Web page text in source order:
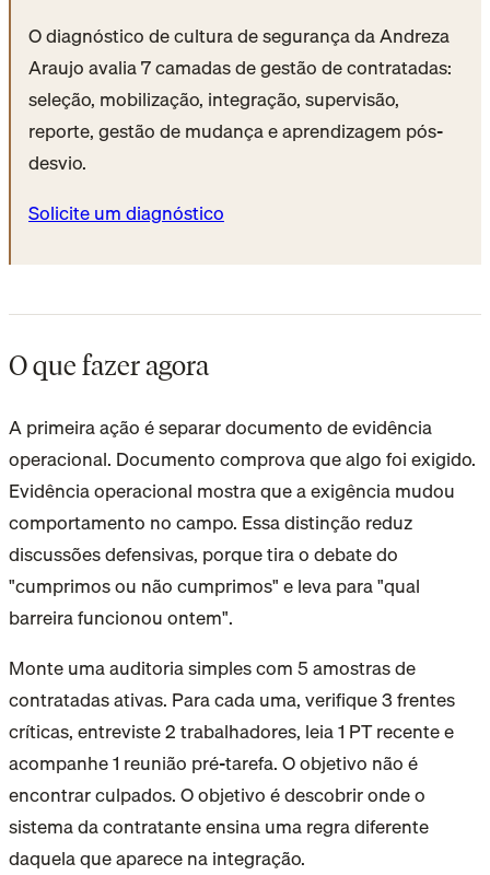
O diagnóstico de cultura de segurança da Andreza
Araujo avalia 7 camadas de gestão de contratadas:
seleção, mobilização, integração, supervisão,
reporte, gestão de mudança e aprendizagem pós-
desvio.
Solicite um diagnóstico
O que fazer agora
A primeira ação é separar documento de evidência
operacional. Documento comprova que algo foi exigido.
Evidência operacional mostra que a exigência mudou
comportamento no campo. Essa distinção reduz
discussões defensivas, porque tira o debate do
"cumprimos ou não cumprimos" e leva para "qual
barreira funcionou ontem".
Monte uma auditoria simples com 5 amostras de
contratadas ativas. Para cada uma, verifique 3 frentes
críticas, entreviste 2 trabalhadores, leia 1 PT recente e
acompanhe 1 reunião pré-tarefa. O objetivo não é
encontrar culpados. O objetivo é descobrir onde o
sistema da contratante ensina uma regra diferente
daquela que aparece na integração.